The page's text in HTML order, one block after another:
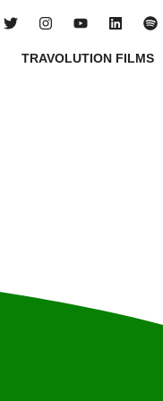
TRAVOLUTION FILMS